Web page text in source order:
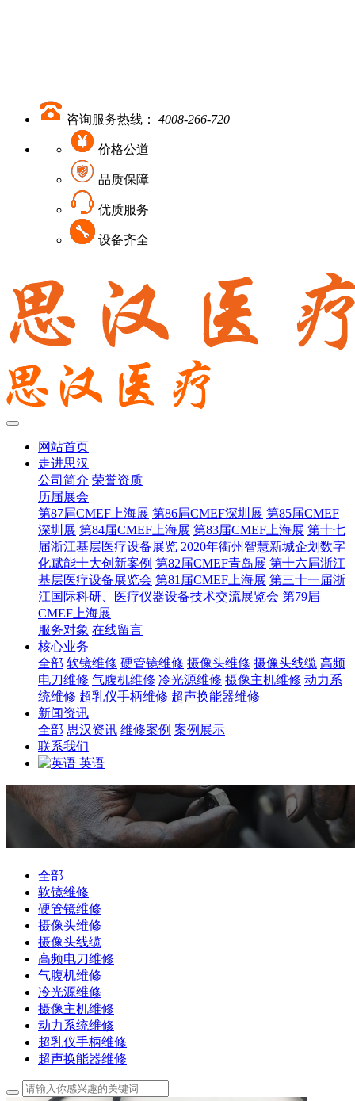
咨询服务热线： 4008-266-720
价格公道
品质保障
优质服务
设备齐全
网站首页
走进思汉
公司简介 荣誉资质
历届展会
第87届CMEF上海展 第86届CMEF深圳展 第85届CMEF
深圳展 第84届CMEF上海展 第83届CMEF上海展 第十七
届浙江基层医疗设备展览 2020年衢州智慧新城企划数字
化赋能十大创新案例 第82届CMEF青岛展 第十六届浙江
基层医疗设备展览会 第81届CMEF上海展 第三十一届浙
江国际科研、医疗仪器设备技术交流展览会 第79届
CMEF上海展
服务对象 在线留言
核心业务
全部 软镜维修 硬管镜维修 摄像头维修 摄像头线缆 高频
电刀维修 气腹机维修 冷光源维修 摄像主机维修 动力系
统维修 超乳仪手柄维修 超声换能器维修
新闻资讯
全部 思汉资讯 维修案例 案例展示
联系我们
英语
全部
软镜维修
硬管镜维修
摄像头维修
摄像头线缆
高频电刀维修
气腹机维修
冷光源维修
摄像主机维修
动力系统维修
超乳仪手柄维修
超声换能器维修